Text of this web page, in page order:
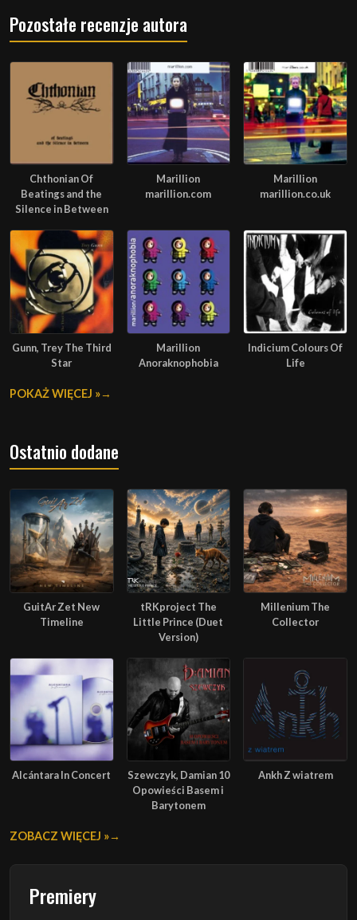
Pozostałe recenzje autora
Chthonian Of
Beatings and the
Silence in Between
Marillion
marillion.com
Marillion
marillion.co.uk
Gunn, Trey The Third
Star
Marillion
Anoraknophobia
Indicium Colours Of
Life
POKAŻ WIĘCEJ »
Ostatnio dodane
GuitAr Zet New
Timeline
tRKproject The
Little Prince (Duet
Version)
Millenium The
Collector
Alcántara In Concert
Szewczyk, Damian 10
Opowieści Basem i
Barytonem
Ankh Z wiatrem
ZOBACZ WIĘCEJ »
Premiery